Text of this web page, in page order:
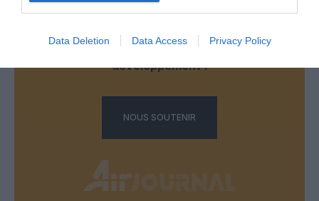
Data Deletion Data Access Privacy Policy
Soutenez Air Journal participezà son
développement !
NOUS SOUTENIR